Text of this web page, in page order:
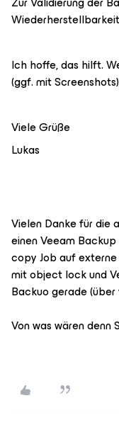
Ich hoffe, das hilft.
(ggf. mit
Viele Grüße
Lukas
Vielen Danke für die
einen Veeam Backup
copy Job auf
mit object lock und
Backuo gerade
Von was wären denn